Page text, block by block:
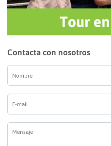
Contacta con nosotros
Nombre
mail
*